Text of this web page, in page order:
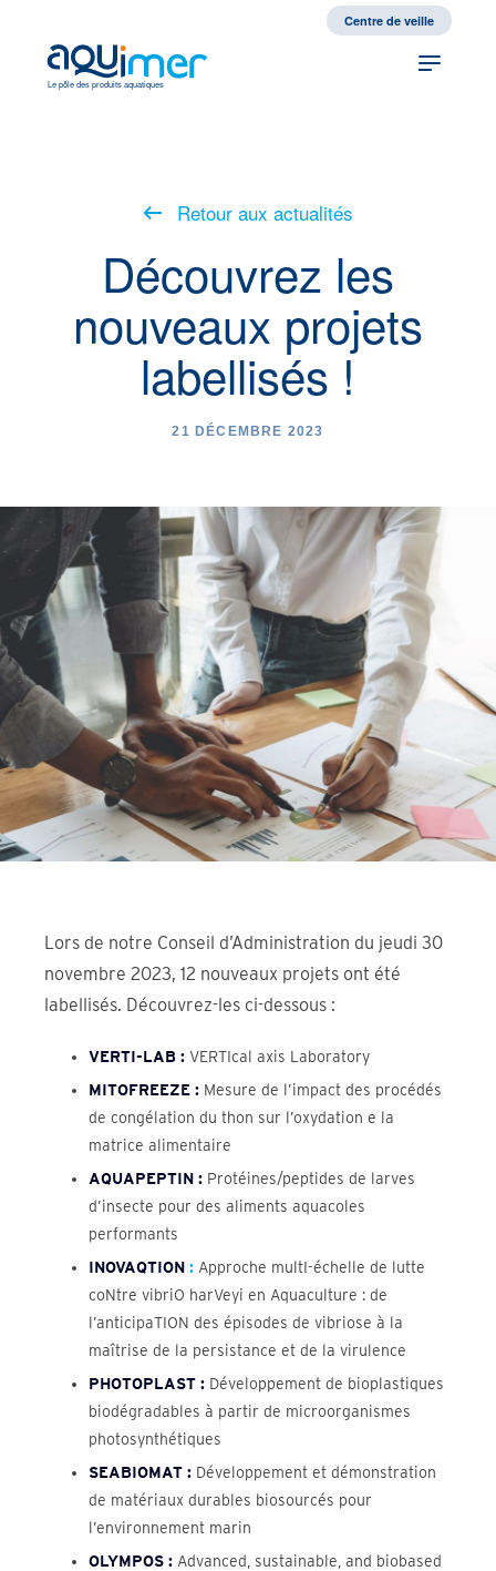
Centre de veille
Le pôle des produits aquatiques
Retour aux actualités
Découvrez les
nouveaux projets
labellisés !
21 DÉCEMBRE 2023
Lors de notre Conseil d’Administration du jeudi 30
novembre 2023, 12 nouveaux projets ont été
labellisés. Découvrez-les ci-dessous :
VERTI-LAB : VERTIcal axis Laboratory
MITOFREEZE : Mesure de l’impact des procédés
de congélation du thon sur l’oxydation e la
matrice alimentaire
AQUAPEPTIN : Protéines/peptides de larves
d’insecte pour des aliments aquacoles
performants
INOVAQTION : Approche multI-échelle de lutte
coNtre vibriO harVeyi en Aquaculture : de
l’anticipaTION des épisodes de vibriose à la
maîtrise de la persistance et de la virulence
PHOTOPLAST : Développement de bioplastiques
biodégradables à partir de microorganismes
photosynthétiques
SEABIOMAT : Développement et démonstration
de matériaux durables biosourcés pour
l’environnement marin
OLYMPOS : Advanced, sustainable, and biobased